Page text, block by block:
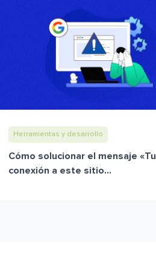
Herramientas y desarrollo
Cómo solucionar el mensaje «Tu
conexión a este sitio...